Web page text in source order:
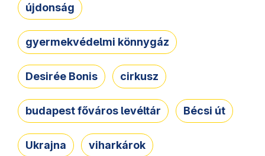
újdonság
gyermekvédelmi könnygáz
Desirée Bonis cirkusz
budapest főváros levéltár Bécsi út
Ukrajna viharkárok